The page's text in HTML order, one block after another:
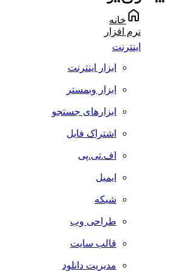
خانه
نرم افزار
اینترنت
ابزار اینترنت
ابزار وبمستر
ابزارهای جستجو
اشتراک فایل
اف.تی.پی
ایمیل
شبکه
طراحی وب
قالب سایت
مدیریت دانلود